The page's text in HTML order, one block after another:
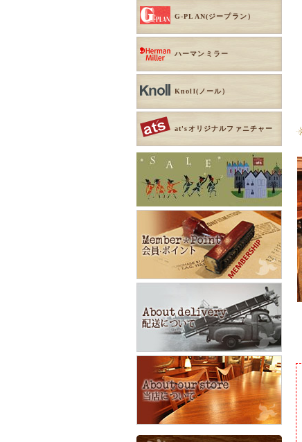
G-PLAN(ジープラン）
ハーマンミラー
Knoll(ノール）
at'sオリジナルファニチャー